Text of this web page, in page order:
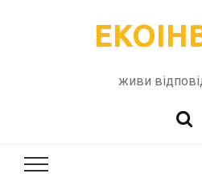
живи